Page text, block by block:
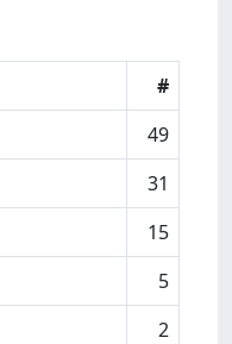
#
49
31
15
5
2